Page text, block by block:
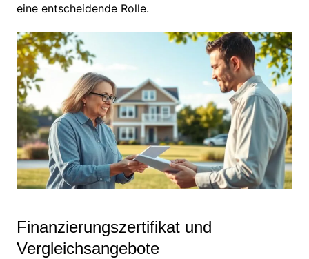
eine entscheidende Rolle.
Finanzierungszertifikat und
Vergleichsangebote